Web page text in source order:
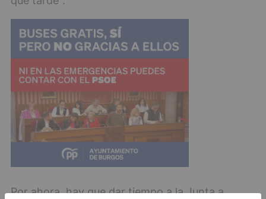
Por ahora, hay que dar tiempo a la Junta a